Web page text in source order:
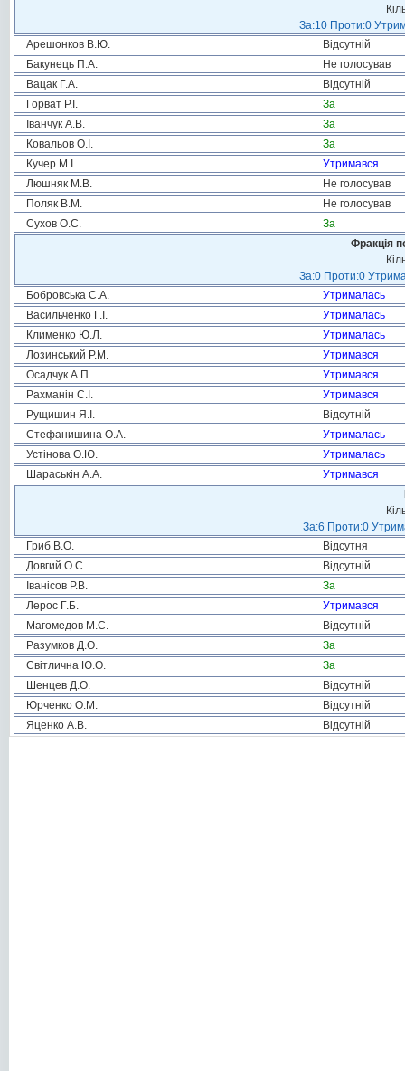
За:10 Проти:0
Арешонков В.Ю.
Відсутній
Бакунець П.А.
Не голосував
Вацак Г.А.
Відсутній
Горват Р.І.
За
Іванчук А.В.
За
Ковальов О.І.
За
Кучер М.І.
Утримався
Люшняк М.В.
Не голосував
Поляк В.М.
Не голосував
Сухов О.С.
За
Фракція
За:0 Проти:0
Бобровська С.А.
Утрималась
Васильченко Г.І.
Утрималась
Клименко Ю.Л.
Утрималась
Лозинський Р.М.
Утримався
Осадчук А.П.
Утримався
Рахманін С.І.
Утримався
Рущишин Я.І.
Відсутній
Стефанишина О.А.
Утрималась
Устінова О.Ю.
Утрималась
Шараськін А.А.
Утримався
За:6 Проти:0
Гриб В.О.
Відсутня
Довгий О.С.
Відсутній
Іванісов Р.В.
За
Лерос Г.Б.
Утримався
Магомедов М.С.
Відсутній
Разумков Д.О.
За
Світлична Ю.О.
За
Шенцев Д.О.
Відсутній
Юрченко О.М.
Відсутній
Яценко А.В.
Відсутній